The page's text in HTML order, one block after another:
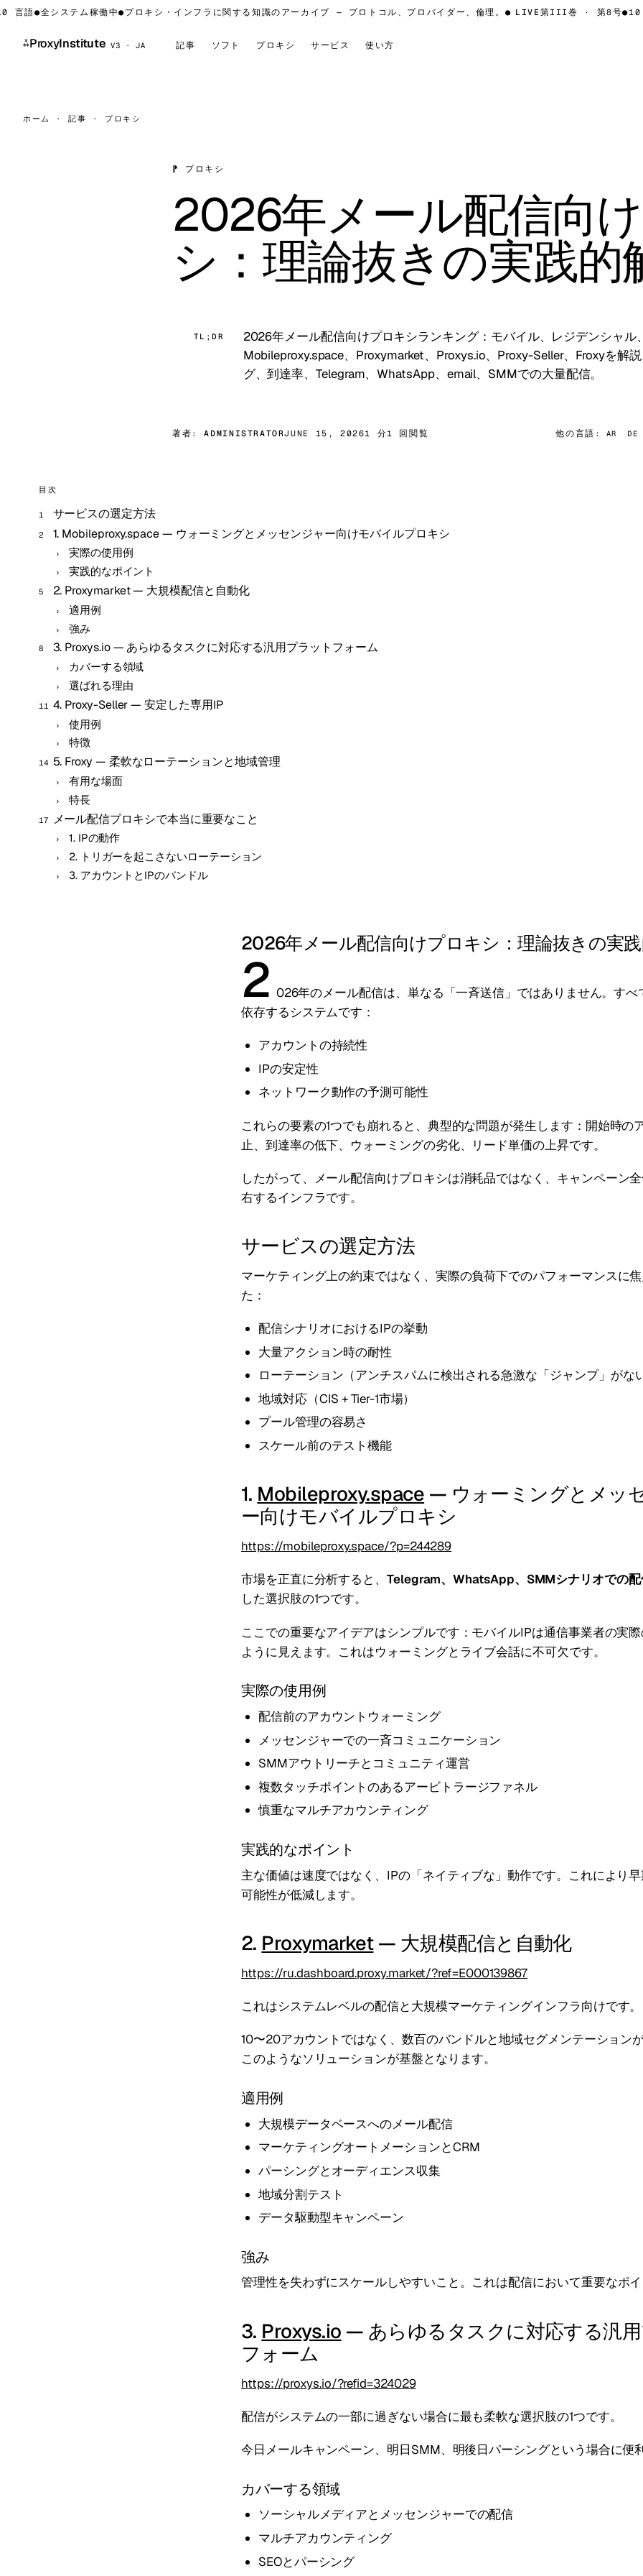
●全システム稼働中●プロキシ・インフラに関する知識のアーカイブ — プロトコル、プロバイダー、倫理。● LIVE第III巻 · 第8号●10 言
⁂ProxyInstitute V3 · JA 記事 ソフト プロキシ サービス 使い方
ホーム · 記事 · プロキシ
⁋ プロキシ
2026年メール配信向
シ：理論抜きの実践的
TL;DR
2026年メール配信向けプロキシランキング：モバイル、レジデンシャル
Mobileproxy.space、Proxymarket、Proxys.io、Proxy-Seller、Froxyを解
グ、到達率、Telegram、WhatsApp、email、SMMでの大量配信。
著者: ADMINISTRATORJUNE 15, 20261 分1 回閲覧 他の言語: AR DE
目次
サービスの選定方法
1. Mobileproxy.space — ウォーミングとメッセンジャー向けモバイルプロキシ
実際の使用例
実践的なポイント
2. Proxymarket — 大規模配信と自動化
適用例
強み
3. Proxys.io — あらゆるタスクに対応する汎用プラットフォーム
カバーする領域
選ばれる理由
4. Proxy-Seller — 安定した専用IP
使用例
特徴
5. Froxy — 柔軟なローテーションと地域管理
有用な場面
特長
メール配信プロキシで本当に重要なこと
1. IPの動作
2. トリガーを起こさないローテーション
3. アカウントとIPのバンドル
2026年メール配信向けプロキシ：理論抜きの実
2 026年のメール配信は、単なる「一斉送信」ではありません。すべ
依存するシステムです：
アカウントの持続性
IPの安定性
ネットワーク動作の予測可能性
これらの要素の1つでも崩れると、典型的な問題が発生します：開始時の
止、到達率の低下、ウォーミングの劣化、リード単価の上昇です。
したがって、メール配信向けプロキシは消耗品ではなく、キャンペーン
右するインフラです。
サービスの選定方法
マーケティング上の約束ではなく、実際の負荷下でのパフォーマンスに
た：
配信シナリオにおけるIPの挙動
大量アクション時の耐性
ローテーション（アンチスパムに検出される急激な「ジャンプ」がな
地域対応（CIS + Tier-1市場）
プール管理の容易さ
スケール前のテスト機能
1. Mobileproxy.space — ウォーミングとメッ
ー向けモバイルプロキシ
https://mobileproxy.space/?p=244289
市場を正直に分析すると、Telegram、WhatsApp、SMMシナリオでの
した選択肢の1つです。
ここでの重要なアイデアはシンプルです：モバイルIPは通信事業者の実
ように見えます。これはウォーミングとライブ会話に不可欠です。
実際の使用例
配信前のアカウントウォーミング
メッセンジャーでの一斉コミュニケーション
SMMアウトリーチとコミュニティ運営
複数タッチポイントのあるアービトラージファネル
慎重なマルチアカウンティング
実践的なポイント
主な価値は速度ではなく、IPの「ネイティブな」動作です。これにより
可能性が低減します。
2. Proxymarket— 大規模配信と自動化
https://ru.dashboard.proxy.market/?ref=E000139867
これはシステムレベルの配信と大規模マーケティングインフラ向けです。
10〜20アカウントではなく、数百のバンドルと地域セグメンテーション
このようなソリューションが基盤となります。
適用例
大規模データベースへのメール配信
マーケティングオートメーションとCRM
パーシングとオーディエンス収集
地域分割テスト
データ駆動型キャンペーン
強み
管理性を失わずにスケールしやすいこと。これは配信において重要なポ
3. Proxys.io — あらゆるタスクに対応する汎
フォーム
https://proxys.io/?refid=324029
配信がシステムの一部に過ぎない場合に最も柔軟な選択肢の1つです。
今日メールキャンペーン、明日SMM、明後日パーシングという場合に便
カバーする領域
ソーシャルメディアとメッセンジャーでの配信
マルチアカウンティング
SEOとパーシング